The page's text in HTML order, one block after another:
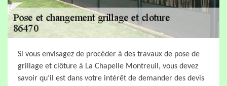
Si vous envisagez de procéder à des travaux de pose de
grillage et clôture à La Chapelle Montreuil, vous devez
savoir qu’il est dans votre intérêt de demander des devis